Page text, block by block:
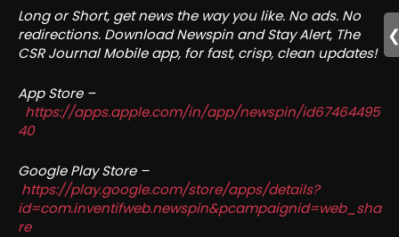
Long or Short, get news the way you like. No ads. No
redirections. Download Newspin and Stay Alert, The
CSR Journal Mobile app, for fast, crisp, clean updates!
App Store –
https://apps.apple.com/in/app/newspin/id67464495
40
Google Play Store –
https://play.google.com/store/apps/details?
id=com.inventifweb.newspin&pcampaignid=web_sha
re